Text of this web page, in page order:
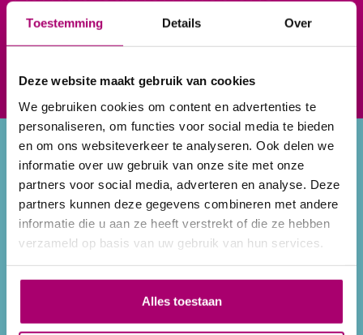
Toestemming Details Over
Deze website maakt gebruik van cookies
We gebruiken cookies om content en advertenties te
personaliseren, om functies voor social media te bieden
en om ons websiteverkeer te analyseren. Ook delen we
informatie over uw gebruik van onze site met onze
partners voor social media, adverteren en analyse. Deze
partners kunnen deze gegevens combineren met andere
informatie die u aan ze heeft verstrekt of die ze hebben
verzameld op basis van uw gebruik van hun services.
Alles toestaan
werken aan gezond
bewegen?
Afspraak maken
Home
De praktijk
Afspraak
Contact
Samenwerking
Kwaliteitsregister
Kosten en vergoeding
Missie en Visie
Programma’s
Claudicatio
(Etalagebenen)
Hart-vaat-long
aandoeningen)
Diabetes
Multipele Sclerose (MS)
Ontspannen
Medische training voor